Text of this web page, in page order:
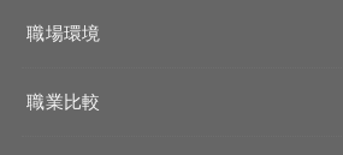
職場環境
職業比較